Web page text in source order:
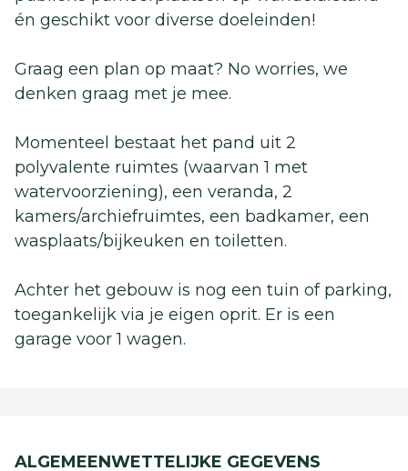
én geschikt voor diverse doeleinden!
Graag een plan op maat? No worries, we
denken graag met je mee.
Momenteel bestaat het pand uit 2
polyvalente ruimtes (waarvan 1 met
watervoorziening), een veranda, 2
kamers/archiefruimtes, een badkamer, een
wasplaats/bijkeuken en toiletten.
Achter het gebouw is nog een tuin of parking,
toegankelijk via je eigen oprit. Er is een
garage voor 1 wagen.
ALGEMEENWETTELIJKE GEGEVENS